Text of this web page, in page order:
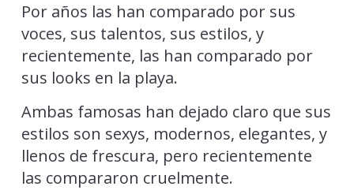
Por años las han comparado por sus
voces, sus talentos, sus estilos, y
recientemente, las han comparado por
sus looks en la playa.
Ambas famosas han dejado claro que sus
estilos son sexys, modernos, elegantes, y
llenos de frescura, pero recientemente
las compararon cruelmente.